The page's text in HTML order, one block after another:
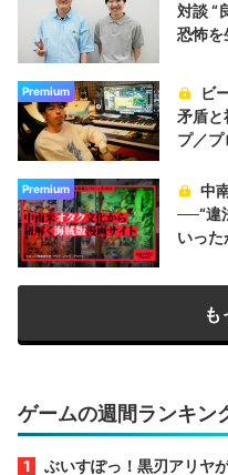
対談 “
恐怖を
Premium
ビ
矛盾
プ／
Premium
中
──“違
いった
も
ゲームの週間ランキン
ぶいすぽっ！黒刃アリ